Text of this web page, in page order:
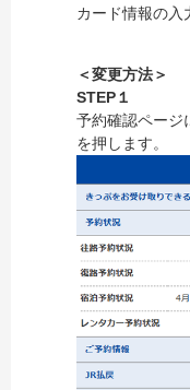
カード情報の入
＜変更方法＞
STEP１
予約確認ページ
を押します。